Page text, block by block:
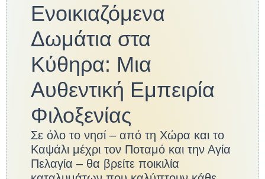
Ενοικιαζόμενα
Δωμάτια στα
Κύθηρα: Μια
Αυθεντική Εμπειρία
Φιλοξενίας
Σε όλο το νησί – από τη Χώρα και το
Καψάλι μέχρι τον Ποταμό και την Αγία
Πελαγία – θα βρείτε ποικιλία